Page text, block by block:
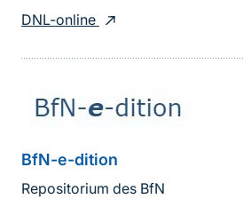
DNL-online
BfN-e-dition
Repositorium des BfN